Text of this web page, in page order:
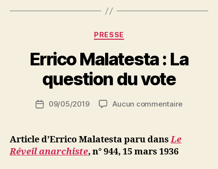
Catégories
PRESSE
Errico Malatesta : La
question du vote
de
a
S
N
ji
b
Date09/05/2019 Aucun commentairesur
Article d’Errico Malatesta paru dansLe
Réveil anarchiste, n° 944, 15 mars 1936